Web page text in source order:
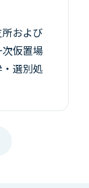
および
仮置場
選別処